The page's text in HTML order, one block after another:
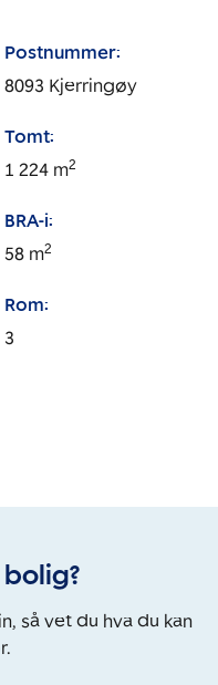
Postnummer:
8093 Kjerringøy
Tomt:
1 224 m2
BRA-i:
58 m2
Rom:
3
så vet du hva du kan